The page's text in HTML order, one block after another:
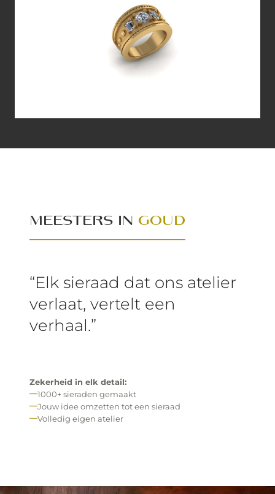
MEESTERS IN GOUD
“Elk sieraad dat ons atelier
verlaat, vertelt een
verhaal.”
Zekerheid in elk detail:
1000+ sieraden gemaakt
Jouw idee omzetten tot een sieraad
Volledig eigen atelier